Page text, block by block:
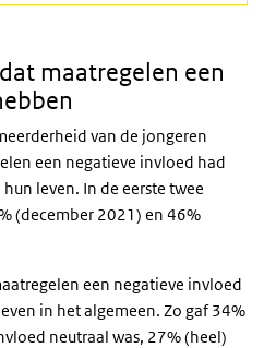
maatregelen een
van de jongeren
een negatieve invloed had
leven. In de eerste twee
(december 2021) en 46%
een negatieve invloed
in het algemeen. Zo gaf 34%
neutraal was, 27% (heel)